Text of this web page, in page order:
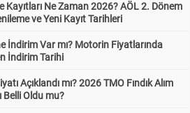
Kayıtları Ne Zaman 2026? AÖL 2. Dönem
ve Yeni Kayıt Tarihleri
İndirim Var mı? Motorin Fiyatlarında
İndirim Tarihi
Açıklandı mı? 2026 TMO Fındık Alım
Belli Oldu mu?